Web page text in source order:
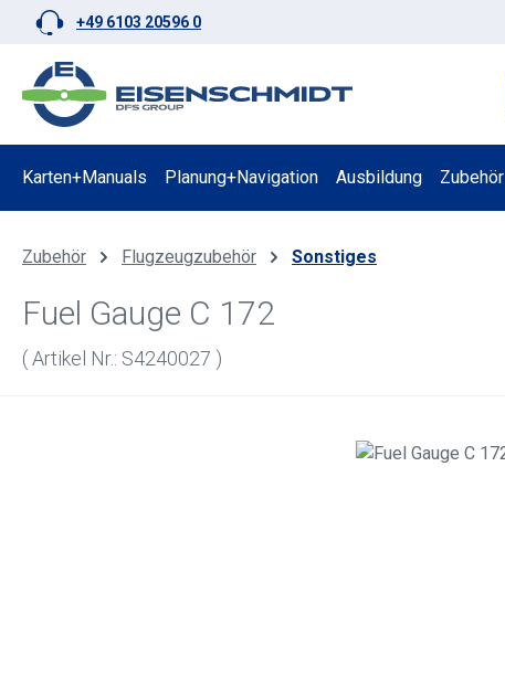
Hauptinhalt springen
Zur Suche springen
Zur Hauptnavigation springen
+49 6103 20596 0
Karten+Manuals Planung+Navigation Ausbildung Zubehör
Zubehör Flugzeugzubehör Sonstiges
Fuel Gauge C 172
( Artikel Nr.: S4240027 )